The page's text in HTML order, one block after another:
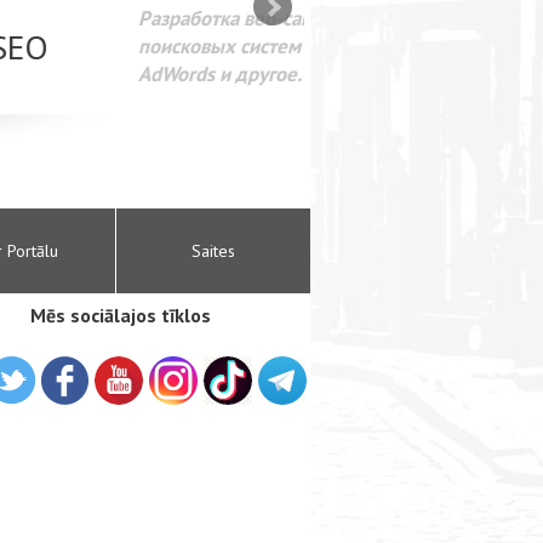
оптимизация сайта для
в интернете Google
Portālu Saites
Mēs sociālajos tīklos